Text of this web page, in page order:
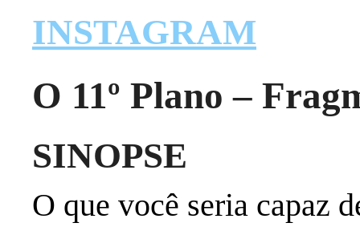
INSTAGRAM
O 11º Plano –
SINOPSE
O que você seria capaz